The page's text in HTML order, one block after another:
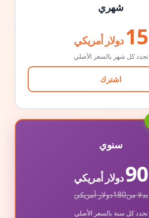
شهري
15 دولار أمريكي
تجدد كل شهر بالسعر الأصلي
اشترك
سنوي
90دولار أمريكي
بدلا من180دولار أمريكي
تجدد كل سنة بالسعر الأصلي